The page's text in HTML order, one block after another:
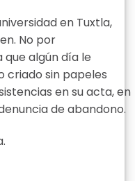
en Tuxtla,
No por
que algún día le
criado sin papeles
en su acta, en
de abandono.